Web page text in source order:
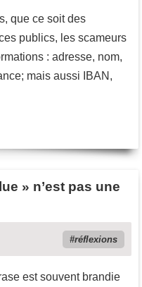
que ce soit des
publics, les scameurs
: adresse, nom,
mais aussi IBAN,
» n’est pas une
réflexions
est souvent brandie